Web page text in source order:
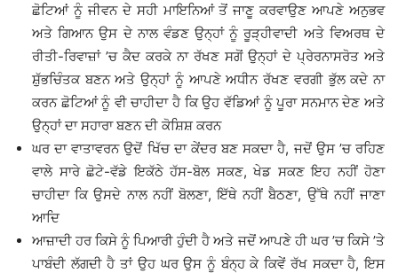
ਛੋਟਿਆਂ ਨੂੰ ਜੀਵਨ ਦੇ ਸਹੀ ਮਾਇਨਿਆਂ ਤੋਂ ਜਾਣੂ ਕਰਵਾਉਣ ਆਪਣੇ ਅਨੁਭਵ
ਅਤੇ ਗਿਆਨ ਉਸ ਦੇ ਨਾਲ ਵੰਡਣ ਉਨ੍ਹਾਂ ਨੂੰ ਰੂੜ੍ਹੀਵਾਦੀ ਅਤੇ ਵਿਅਰਥ ਦੇ
ਰੀਤੀ-ਰਿਵਾਜ਼ਾਂ ’ਚ ਕੈਦ ਕਰਕੇ ਨਾ ਰੱਖਣ ਸਗੋਂ ਉਨ੍ਹਾਂ ਦੇ ਪ੍ਰੇਰਨਾਸਰੋਤ ਅਤੇ
ਸ਼ੁੱਭਚਿੰਤਕ ਬਣਨ ਅਤੇ ਉਨ੍ਹਾਂ ਨੂੰ ਆਪਣੇ ਅਧੀਨ ਰੱਖਣ ਵਰਗੀ ਭੁੱਲ ਕਦੇ ਨਾ
ਕਰਨ ਛੋਟਿਆਂ ਨੂੰ ਵੀ ਚਾਹੀਦਾ ਹੈ ਕਿ ਉਹ ਵੱਡਿਆਂ ਨੂੰ ਪੂਰਾ ਸਨਮਾਨ ਦੇਣ ਅਤੇ
ਉਨ੍ਹਾਂ ਦਾ ਸਹਾਰਾ ਬਣਨ ਦੀ ਕੋਸ਼ਿਸ਼ ਕਰਨ
ਘਰ ਦਾ ਵਾਤਾਵਰਨ ਉਦੋਂ ਖਿੱਚ ਦਾ ਕੇਂਦਰ ਬਣ ਸਕਦਾ ਹੈ, ਜਦੋਂ ਉਸ ’ਚ ਰਹਿਣ
ਵਾਲੇ ਸਾਰੇ ਛੋਟੇ-ਵੱਡੇ ਇਕੱਠੇ ਹੱਸ-ਬੋਲ ਸਕਣ, ਖੇਡ ਸਕਣ ਇਹ ਨਹੀਂ ਹੋਣਾ
ਚਾਹੀਦਾ ਕਿ ਉਸਦੇ ਨਾਲ ਨਹੀਂ ਬੋਲਣਾ, ਇੱਥੇ ਨਹੀਂ ਬੈਠਣਾ, ਉੱਥੇ ਨਹੀਂ ਜਾਣਾ
ਆਦਿ
ਆਜ਼ਾਦੀ ਹਰ ਕਿਸੇ ਨੂੰ ਪਿਆਰੀ ਹੁੰਦੀ ਹੈ ਅਤੇ ਜਦੋਂ ਆਪਣੇ ਹੀ ਘਰ ’ਚ ਕਿਸੇ ’ਤੇ
ਪਾਬੰਦੀ ਲੱਗਦੀ ਹੈ ਤਾਂ ਉਹ ਘਰ ਉਸ ਨੂੰ ਬੰਨ੍ਹ ਕੇ ਕਿਵੇਂ ਰੱਖ ਸਕਦਾ ਹੈ, ਇਸ